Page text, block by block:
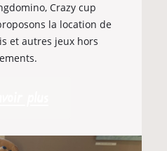
Crazy cup
la location de
et autres jeux hors